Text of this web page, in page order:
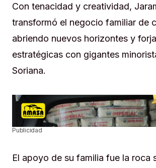
Con tenacidad y creatividad,
transformó el negocio familiar de
abriendo nuevos horizontes y
estratégicas con gigantes
Soriana.
Publicidad
El apoyo de su familia fue la roca